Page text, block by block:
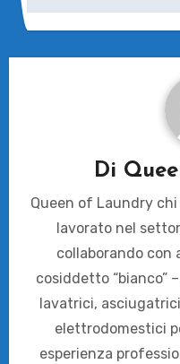
Di
Queen of Laundry
lavorato nel
collaborando con
cosiddetto “bianco”
lavatrici,
elettrodomestici
esperienza